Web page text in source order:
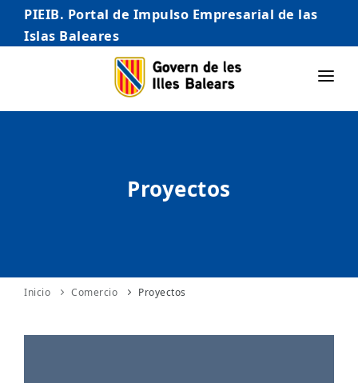
PIEIB. Portal de Impulso Empresarial de las
Islas Baleares
INICIO
AUTÓNOMO/AUTÓNOMA
INTERNACIONALIZACIÓN
Proyectos
Inicio Comercio Proyectos